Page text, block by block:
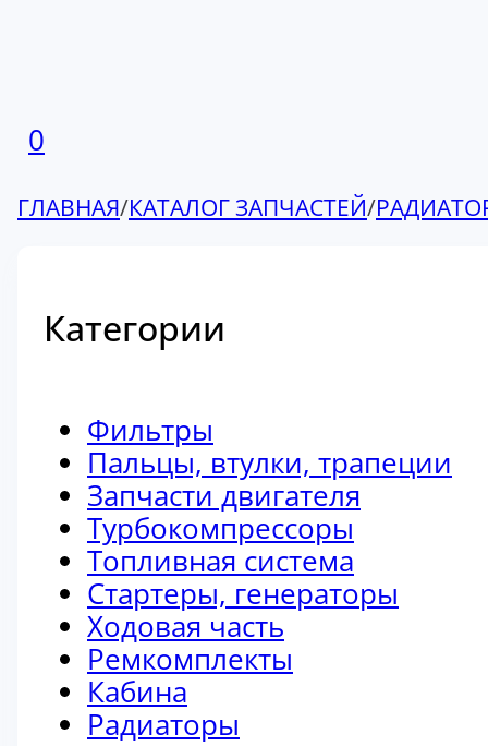
0
ГЛАВНАЯ/КАТАЛОГ ЗАПЧАСТЕЙ/
Категории
Фильтры
Пальцы, втулки, трапеции
Запчасти двигателя
Турбокомпрессоры
Топливная система
Стартеры, генераторы
Ходовая часть
Ремкомплекты
Кабина
Радиаторы